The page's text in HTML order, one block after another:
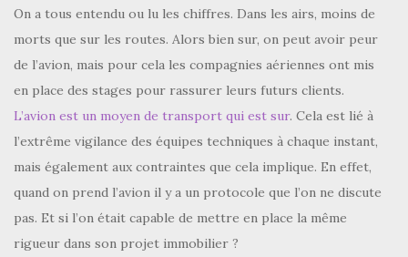
On a tous entendu ou lu les chiffres. Dans les airs, moins de
morts que sur les routes. Alors bien sur, on peut avoir peur
de l’avion, mais pour cela les compagnies aériennes ont mis
en place des stages pour rassurer leurs futurs clients.
L’avion est un moyen de transport qui est sur. Cela est lié à
l’extrême vigilance des équipes techniques à chaque instant,
mais également aux contraintes que cela implique. En effet,
quand on prend l’avion il y a un protocole que l’on ne discute
pas. Et si l’on était capable de mettre en place la même
rigueur dans son projet immobilier ?